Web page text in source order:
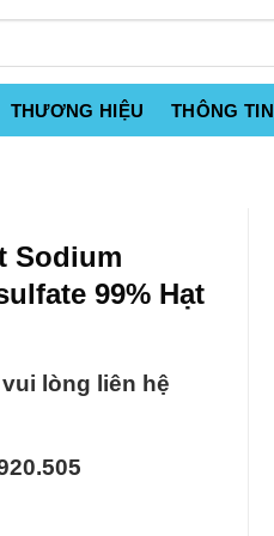
THƯƠNG HIỆU THÔNG TIN
Sodium
99% Hạt
lòng liên hệ